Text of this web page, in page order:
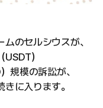
のセルシウスが、
）
規模の訴訟が、
に入ります。